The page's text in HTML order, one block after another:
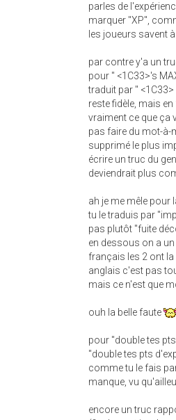
parles de
marquer "XP",
les joueurs savent
par contre y'a un
pour " <1C33>'s
traduit par "
reste fidèle, mais
vraiment ce que ça
pas faire du mot-à-
supprimé le plus
écrire un truc du
deviendrait plus
ah je me mêle pour
tu le traduis par
pas plutôt "fuite
en dessous on a
français les 2 ont
anglais c'est pas
mais ce n'est que
ouh la belle faute
pour "double tes
"double tes pts
comme tu le fais
manque, vu
encore un truc